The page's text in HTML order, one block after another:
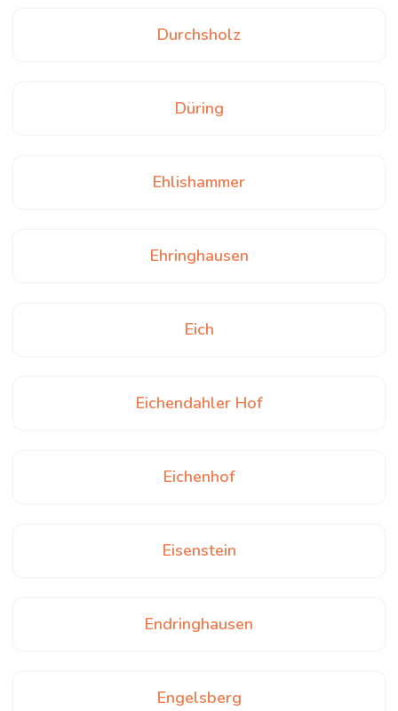
Durchsholz
Düring
Ehlishammer
Ehringhausen
Eich
Eichendahler Hof
Eichenhof
Eisenstein
Endringhausen
Engelsberg